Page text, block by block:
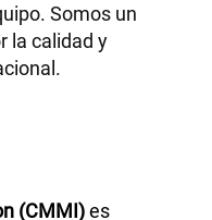
Somos un
la calidad y
(CMMI)es